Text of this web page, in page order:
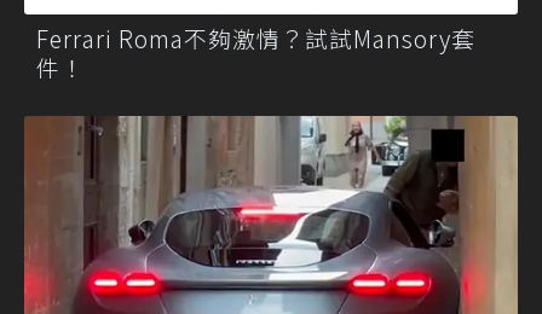
Ferrari Roma不夠激情？試試Mansory套
件！